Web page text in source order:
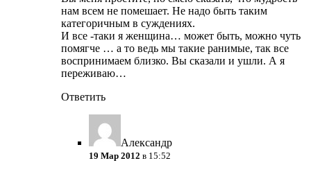
нам всем не помешает. Не надо быть таким
категоричным в суждениях.
И все -таки я женщина… может быть, можно чуть
помягче … а то ведь мы такие ранимые, так все
воспринимаем близко. Вы сказали и ушли. А я
переживаю…
Ответить
Александр
19 Мар 2012 в 15:52